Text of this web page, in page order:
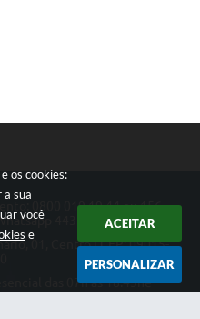
os cookies:
a sua
você
e
ACEITAR
PERSONALIZAR
0800 019 19 44 ou 156
4433-0123
01, Centro | CEP: 09015-
das 07h as 18:45he